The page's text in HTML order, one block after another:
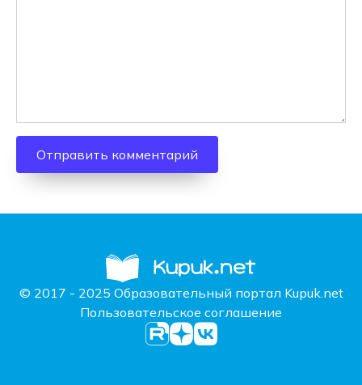
© 2017 - 2025 Образовательный портал Kupuk.net
Пользовательское соглашение